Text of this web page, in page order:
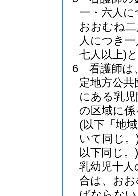
一・六人
おおむね
人につき
七人以上)
6
看護師は
定地方公共
にある乳
の区域に
(以下「地
いて同じ。
以下同じ。)
乳幼児十
合は、お